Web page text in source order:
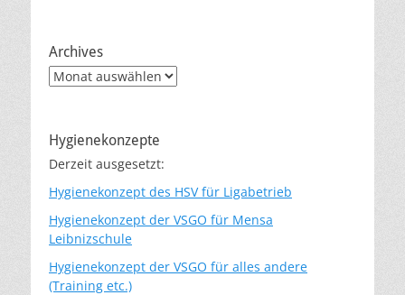
Archives
Archives
Hygienekonzepte
Derzeit ausgesetzt:
Hygienekonzept des HSV für Ligabetrieb
Hygienekonzept der VSGO für Mensa
Leibnizschule
Hygienekonzept der VSGO für alles andere
(Training etc.)